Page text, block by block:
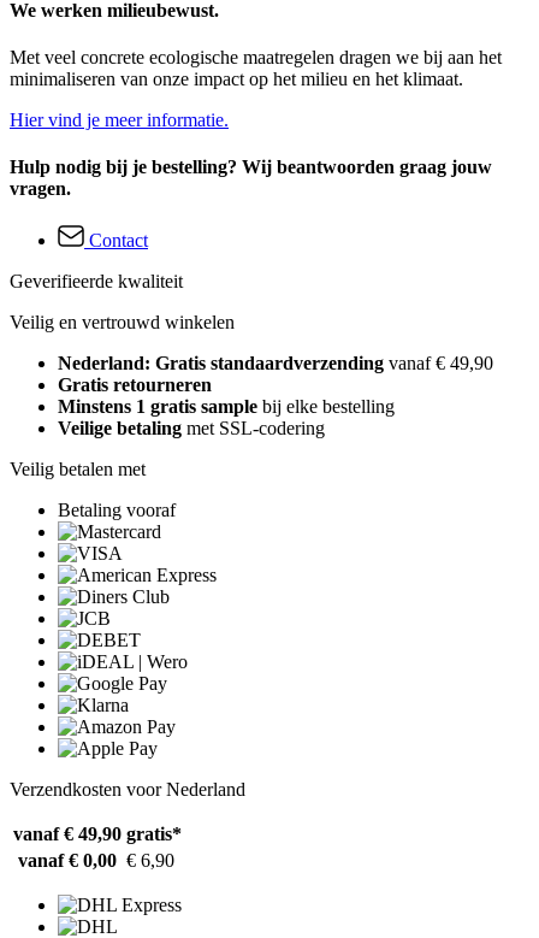
We werken milieubewust.
Met veel concrete ecologische maatregelen dragen we bij aan het
minimaliseren van onze impact op het milieu en het klimaat.
Hier vind je meer informatie.
Hulp nodig bij je bestelling? Wij beantwoorden graag jouw
vragen.
Contact
Geverifieerde kwaliteit
Veilig en vertrouwd winkelen
Nederland: Gratis standaardverzending vanaf € 49,90
Gratis retourneren
Minstens 1 gratis sample bij elke bestelling
Veilige betaling met SSL-codering
Veilig betalen met
Betaling vooraf
Verzendkosten voor Nederland
vanaf € 49,90 gratis*
vanaf € 0,00 € 6,90